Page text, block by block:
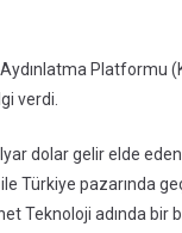
Platformu
verdi.
dolar gelir elde
Türkiye pazarında
Teknoloji adında